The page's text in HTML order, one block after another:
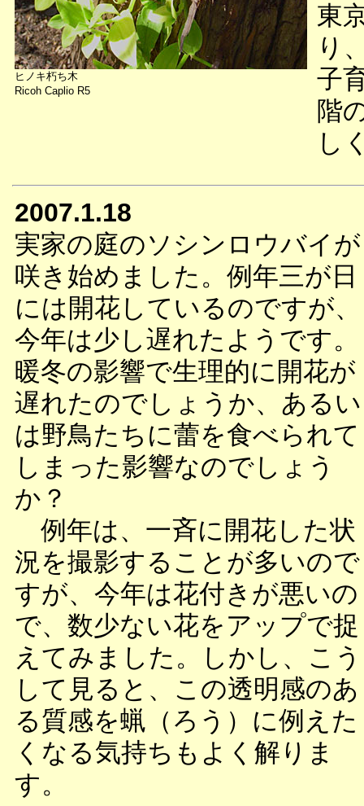
ヒノキ朽ち木
Ricoh Caplio R5
東
り
子
階
し
2007.1.18
実家の庭のソシンロウバイが
咲き始めました。例年三が日
には開花しているのですが、
今年は少し遅れたようです。
暖冬の影響で生理的に開花が
遅れたのでしょうか、あるい
は野鳥たちに蕾を食べられて
しまった影響なのでしょう
か？
例年は、一斉に開花した状
況を撮影することが多いので
すが、今年は花付きが悪いの
で、数少ない花をアップで捉
えてみました。しかし、こう
して見ると、この透明感のあ
る質感を蝋（ろう）に例えた
くなる気持ちもよく解りま
す。